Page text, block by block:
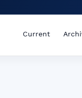
Current